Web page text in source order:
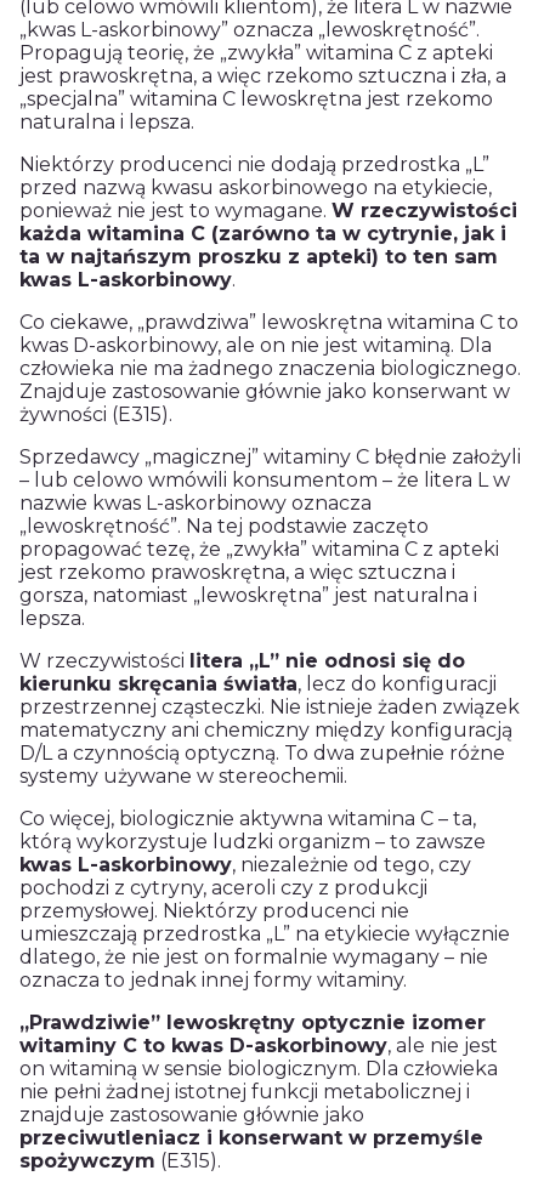
(lub celowo wmówili klientom), że litera L w nazwie
„kwas L-askorbinowy” oznacza „lewoskrętność”.
Propagują teorię, że „zwykła” witamina C z apteki
jest prawoskrętna, a więc rzekomo sztuczna i zła, a
„specjalna” witamina C lewoskrętna jest rzekomo
naturalna i lepsza.
Niektórzy producenci nie dodają przedrostka „L”
przed nazwą kwasu askorbinowego na etykiecie,
ponieważ nie jest to wymagane. W rzeczywistości
każda witamina C (zarówno ta w cytrynie, jak i
ta w najtańszym proszku z apteki) to ten sam
kwas L-askorbinowy.
Co ciekawe, „prawdziwa” lewoskrętna witamina C to
kwas D-askorbinowy, ale on nie jest witaminą. Dla
człowieka nie ma żadnego znaczenia biologicznego.
Znajduje zastosowanie głównie jako konserwant w
żywności (E315).
Sprzedawcy „magicznej” witaminy C błędnie założyli
– lub celowo wmówili konsumentom – że litera L w
nazwie kwas L-askorbinowy oznacza
„lewoskrętność”. Na tej podstawie zaczęto
propagować tezę, że „zwykła” witamina C z apteki
jest rzekomo prawoskrętna, a więc sztuczna i
gorsza, natomiast „lewoskrętna” jest naturalna i
lepsza.
W rzeczywistości litera „L” nie odnosi się do
kierunku skręcania światła, lecz do konfiguracji
przestrzennej cząsteczki. Nie istnieje żaden związek
matematyczny ani chemiczny między konfiguracją
D/L a czynnością optyczną. To dwa zupełnie różne
systemy używane w stereochemii.
Co więcej, biologicznie aktywna witamina C – ta,
którą wykorzystuje ludzki organizm – to zawsze
kwas L-askorbinowy, niezależnie od tego, czy
pochodzi z cytryny, aceroli czy z produkcji
przemysłowej. Niektórzy producenci nie
umieszczają przedrostka „L” na etykiecie wyłącznie
dlatego, że nie jest on formalnie wymagany – nie
oznacza to jednak innej formy witaminy.
„Prawdziwie” lewoskrętny optycznie izomer
witaminy C to kwas D-askorbinowy, ale nie jest
on witaminą w sensie biologicznym. Dla człowieka
nie pełni żadnej istotnej funkcji metabolicznej i
znajduje zastosowanie głównie jako
przeciwutleniacz i konserwant w przemyśle
spożywczym (E315).